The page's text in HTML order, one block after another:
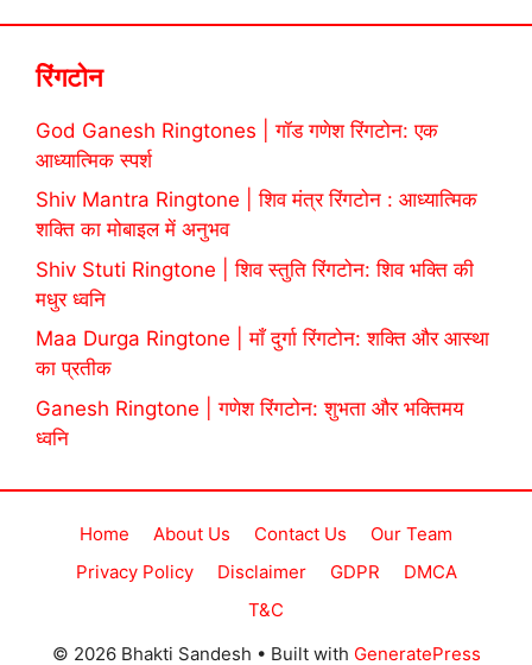
रिंगटोन
God Ganesh Ringtones | गॉड गणेश रिंगटोन: एक
आध्यात्मिक स्पर्श
Shiv Mantra Ringtone | शिव मंत्र रिंगटोन : आध्यात्मिक
शक्ति का मोबाइल में अनुभव
Shiv Stuti Ringtone | शिव स्तुति रिंगटोन: शिव भक्ति की
मधुर ध्वनि
Maa Durga Ringtone | माँ दुर्गा रिंगटोन: शक्ति और आस्था
का प्रतीक
Ganesh Ringtone | गणेश रिंगटोन: शुभता और भक्तिमय
ध्वनि
Home About Us Contact Us
Our Team
Privacy Policy
Disclaimer GDPR
DMCA
T&C
© 2026 Bhakti Sandesh • Built with GeneratePress